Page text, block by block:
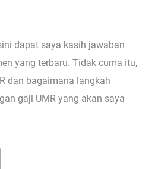
dapat saya kasih jawaban
yang terbaru. Tidak cuma itu,
dan bagaimana langkah
gaji UMR yang akan saya